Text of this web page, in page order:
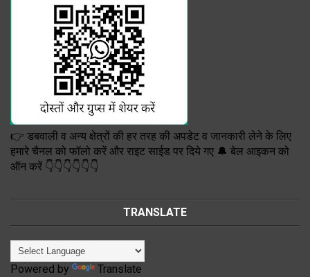
👉 डबवाली व अन्य क्षेत्रों की हर तरह की अपडेट व जानकारी लेने के लिए
हमारे चैनल को फॉलो करें और राइट साईड पर दिये गए 🔔 बेल आइकन को
ऑन करें 👇👇👇👇👇👇
TRANSLATE
Powered by Translate